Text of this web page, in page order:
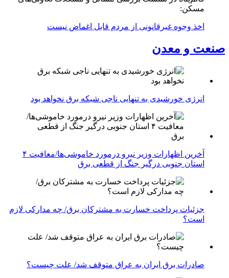
مسکن:
اخذ وجوه غیرقانونی از مردم قابل اغماض نیست
صنعت و معدن
انرژی خورشیدی به تنهایی ناجی شبکه برق نخواهد بود
آخرین اظهارات وزیر نیرو درمورد خاموشی‌ها/معافیت ۴
استان جنوبی درگیر جنگ از قطعی برق
جزئیات پرداخت خسارت به مشترکان برق/ چه مدارکی لازم
است؟
صادرات برق ایران به عراق متوقف شد/ علت چیست؟